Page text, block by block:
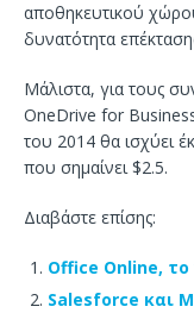
αποθηκευτικού
δυνατότητα
Μάλιστα, για τους
OneDrive for
του 2014 θα ισχύει
που σημαίνει $2.5.
Διαβάστε επίσης:
Office Online,
Salesforce και